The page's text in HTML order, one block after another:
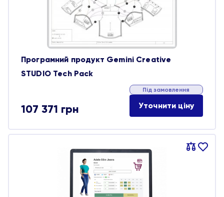
Програмний продукт Gemini Creative
STUDIO Tech Pack
107 371 грн
Під замовлення
Уточнити ціну
Порівняти
В